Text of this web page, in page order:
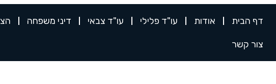
דף הבית אודות עו"ד פלילי עו"ד צבאי דיני משפחה
צור קשר